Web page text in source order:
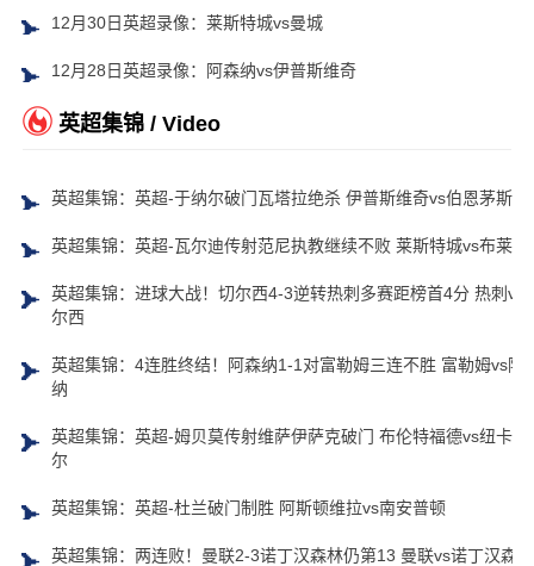
12月30日英超录像：莱斯特城vs曼城
12月28日英超录像：阿森纳vs伊普斯维奇
英超集锦 / Video
英超集锦：英超-于纳尔破门瓦塔拉绝杀 伊普斯维奇vs伯恩茅斯
英超集锦：英超-瓦尔迪传射范尼执教继续不败 莱斯特城vs布莱顿
英超集锦：进球大战！切尔西4-3逆转热刺多赛距榜首4分 热刺vs
尔西
英超集锦：4连胜终结！阿森纳1-1对富勒姆三连不胜 富勒姆vs阿
纳
英超集锦：英超-姆贝莫传射维萨伊萨克破门 布伦特福德vs纽卡斯
尔
英超集锦：英超-杜兰破门制胜 阿斯顿维拉vs南安普顿
英超集锦：两连败！曼联2-3诺丁汉森林仍第13 曼联vs诺丁汉森林